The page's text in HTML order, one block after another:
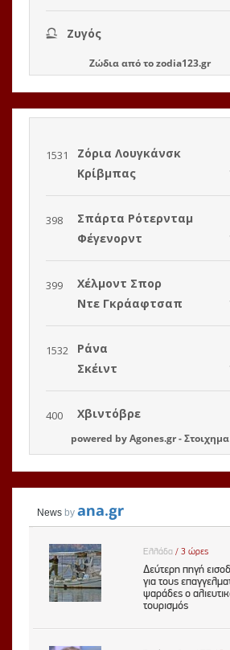
Ζώδιααπό τοzodia123.gr
powered byAgones.gr-Στοιχημα